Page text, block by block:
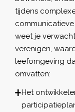
tijdens
weet je
verenigen,
leefomgeving
omvatten:
Het